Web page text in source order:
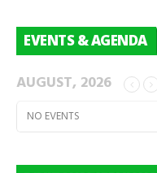
EVENTS & AGENDA
AUGUST, 2026
NO EVENTS